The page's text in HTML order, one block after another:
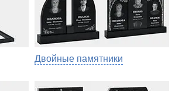
Двойные памятники